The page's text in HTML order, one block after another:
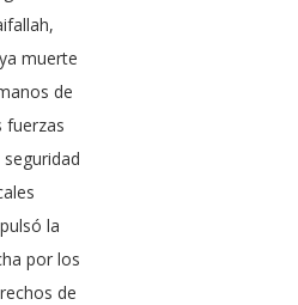
muerte
de
fuerzas
seguridad
la
por los
de